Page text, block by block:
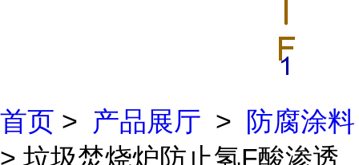
首页 > 产品展厅 >
防腐涂料
> 垃圾焚烧炉防止氢F酸渗透